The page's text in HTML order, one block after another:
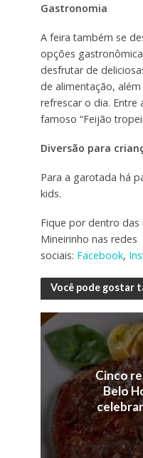
Gastronomia
A feira também se
opções
desfrutar de
de alimentação,
refrescar o dia. Entre
famoso “Feijão
Diversão para
Para a garotada há
kids.
Fique por dentro
Mineirinho nas redes
sociais: Facebook,
Você pode gostar
Cinco
Belo